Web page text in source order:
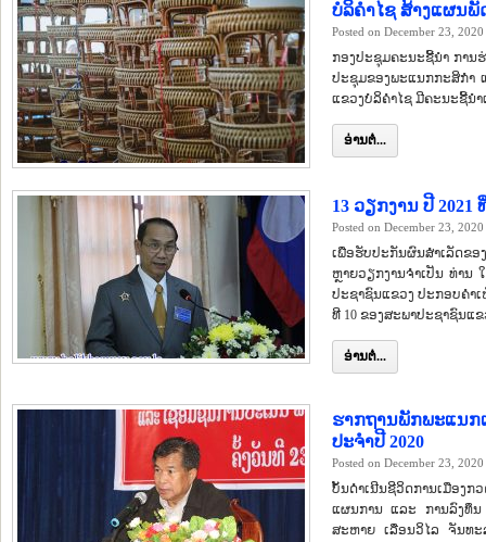
ບໍລິຄໍາໄຊ ສ້າງແຜນພັ
Posted on December 23, 2020
ກອງປະຊຸມຄະນະຊີ້ນຳ ການ
ປະຊຸມຂອງພະແນກກະສິກຳ
ແຂວງບໍລິຄຳໄຊ ມີຄະນະຊີ້ນ
ອ່ານຕໍ່...
13 ວຽກງານ ປີ
Posted on December 23, 2020
ເພື່ອຮັບປະກັນຜົນສຳເລັດຂອ
ຫຼາຍວຽກງານຈຳເປັນ ທ່ານ
ປະຊາຊົນແຂວງ ປະກອບຄຳ
ທີ 10 ຂອງສະພາປະຊາຊົນແ
ອ່ານຕໍ່...
ຮາກຖານພັກພະແນ
ປະຈຳປີ 2020
Posted on December 23, 2020
ບັ້ນດຳເນີນຊີວິດການເມືອ
ແຜນການ ແລະ ການລົງທຶນ
ສະຫາຍ ເລື່ອນວິໄລ ຈັນທ